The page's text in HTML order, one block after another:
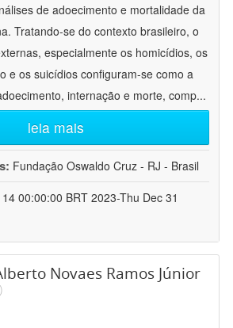
de adoecimento e mortalidade da
Tratando-se do contexto brasileiro, o
especialmente os homicídios, os
e os suicídios configuram-se como a
internação e morte, comp...
leia mais
Fundação Oswaldo Cruz - RJ - Brasil
00:00:00 BRT 2023-Thu Dec 31
Novaes Ramos Júnior